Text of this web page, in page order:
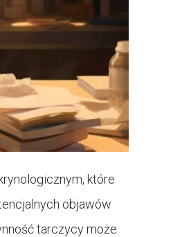
które
objawów
tarczycy może